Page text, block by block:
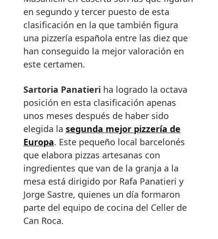
en segundo y tercer puesto de esta
clasificación en la que también figura
una pizzería española entre las diez que
han conseguido la mejor valoración en
este certamen.
Sartoria Panatieri ha logrado la octava
posición en esta clasificación apenas
unos meses después de haber sido
elegida la segunda mejor pizzería de
Europa. Este pequeño local barcelonés
que elabora pizzas artesanas con
ingredientes que van de la granja a la
mesa está dirigido por Rafa Panatieri y
Jorge Sastre, quienes un día formaron
parte del equipo de cocina del Celler de
Can Roca.